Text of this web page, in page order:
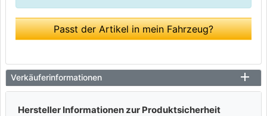
Passt der Artikel in mein Fahrzeug?
Verkäuferinformationen
Hersteller Informationen zur Produktsicherheit